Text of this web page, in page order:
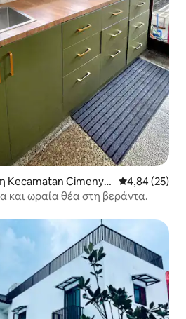
Kecamatan Cimenya
Μέση
4,84 (25)
και ωραία θέα στη βεράντα.